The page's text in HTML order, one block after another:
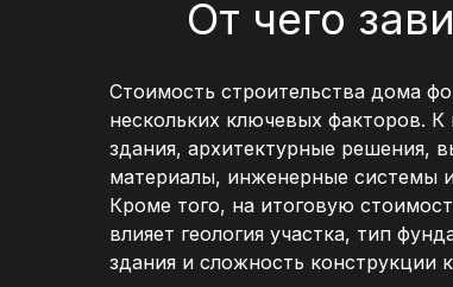
От чего
Стоимость строительства дома
нескольких ключевых факторов.
здания, архитектурные решения,
материалы, инженерные системы
Кроме того, на итоговую
влияет геология участка, тип
здания и сложность конструкции